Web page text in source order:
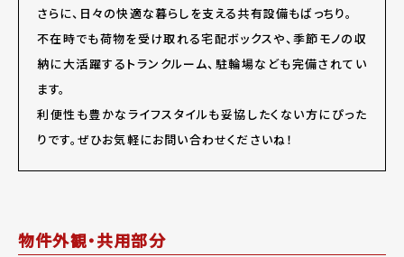
さらに、日々の快適な暮らしを支える共有設備もばっちり。
不在時でも荷物を受け取れる宅配ボックスや、季節モノの収
納に大活躍するトランクルーム、駐輪場なども完備されてい
ます。
利便性も豊かなライフスタイルも妥協したくない方にぴった
りです。ぜひお気軽にお問い合わせくださいね！
物件外観・共用部分